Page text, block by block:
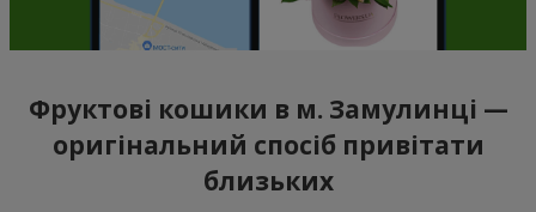
Фруктові кошики в м. Замулинці —
оригінальний спосіб привітати
близьких